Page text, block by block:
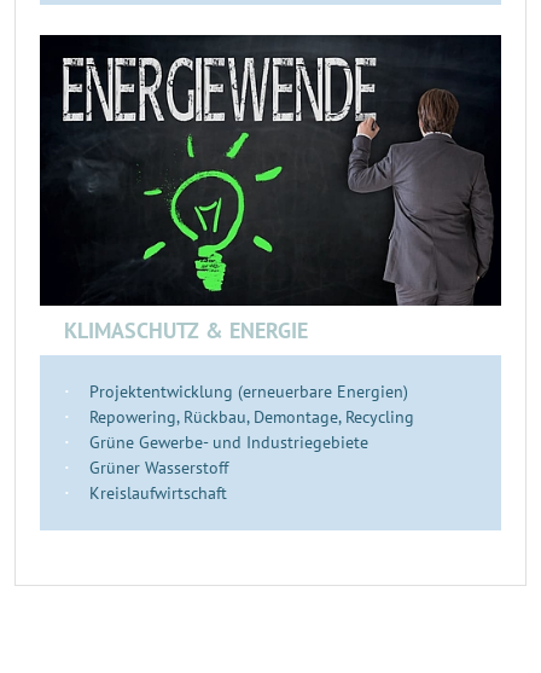
KLIMASCHUTZ & ENERGIE
Projektentwicklung (erneuerbare Energien)
Repowering, Rückbau, Demontage, Recycling
Grüne Gewerbe- und Industriegebiete
Grüner Wasserstoff
Kreislaufwirtschaft